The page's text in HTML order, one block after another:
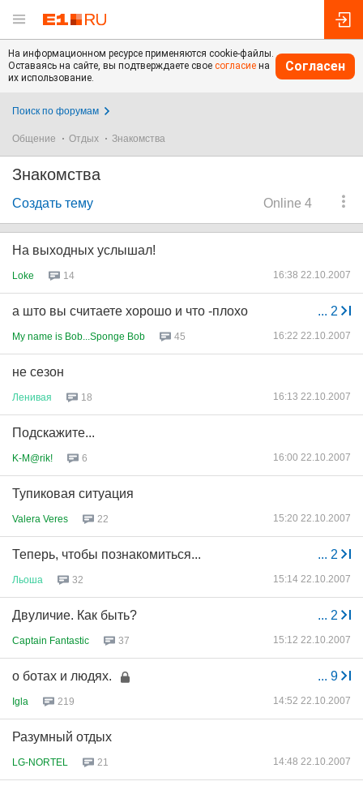
На информационном ресурсе применяются cookie-файлы.
Оставаясь на сайте, вы подтверждаете свое согласие на
их использование.
Согласен
Поиск по форумам
Общение Отдых Знакомства
Знакомства
Online 4
Создать тему
На выходных услышал!
Loke 14 16:38 22.10.2007
... 2
а што вы считаете хорошо и что -плохо
My name is Bob...Sponge Bob 45 16:22 22.10.2007
не сезон
Ленивая 18 16:13 22.10.2007
Подскажите...
K-M@rik! 6 16:00 22.10.2007
Тупиковая ситуация
Valera Veres 22 15:20 22.10.2007
... 2
Теперь, чтобы познакомиться...
Льоша 32 15:14 22.10.2007
... 2
Двуличие. Как быть?
Captain Fantastic 37 15:12 22.10.2007
... 9
о ботах и людях.
Igla 219 14:52 22.10.2007
Разумный отдых
LG-NORTEL 21 14:48 22.10.2007